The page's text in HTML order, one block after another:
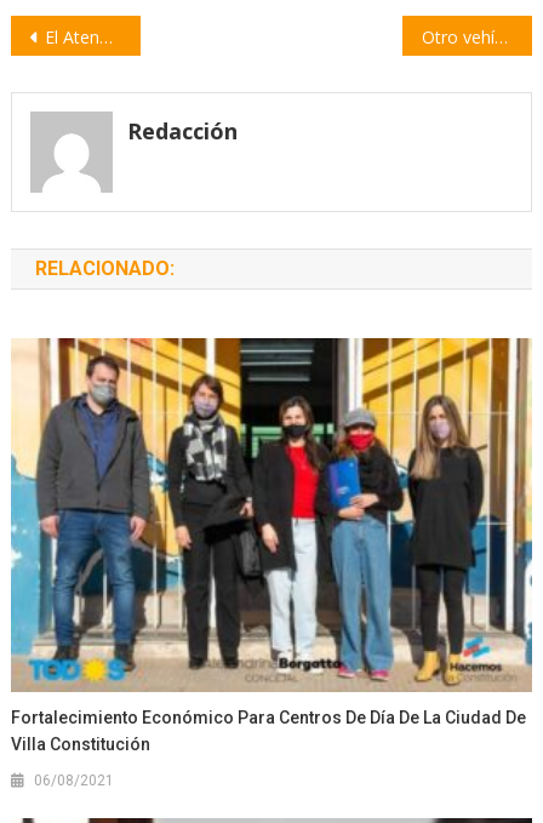
Navegación
entradas
El Ateneo Arturo Jauretche asistió a 210 vecinos para inscribirse a los subsidios Otro vehículo incendiado en Villa Constitución
Redacción
RELACIONADO:
Fortalecimiento Económico Para Centros De Día De La Ciudad De
Villa Constitución
06/08/2021